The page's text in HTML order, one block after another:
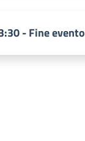
- Fine evento